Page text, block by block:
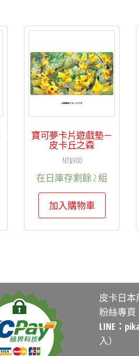
寶可夢卡片遊戲墊－
皮卡丘之森
NT$900
在日庫存剩餘 2 組
加入購物車
皮卡日本
粉絲專頁
LINE：
入）